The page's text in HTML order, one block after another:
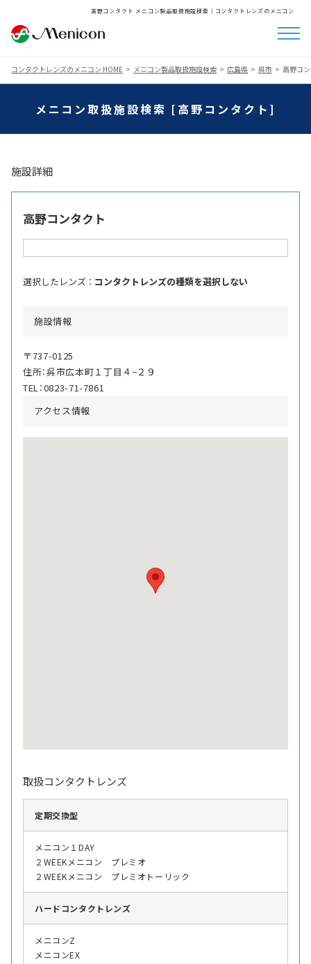
高野コンタクト メニコン製品取扱施設検索│コンタクトレンズのメニコン
コンタクトレンズのメニコン HOME メニコン製品取扱施設検索 広島県 呉市 高野コ
メニコン取扱施設検索 [高野コンタクト]
施設詳細
高野コンタクト
選択したレンズ ： コンタクトレンズの種類を選択しない
施設情報
〒737-0125
住所：呉市広本町１丁目４−２９
TEL：0823-71-7861
アクセス情報
取扱コンタクトレンズ
定期交換型
メニコン１DAY
２WEEKメニコン プレミオ
２WEEKメニコン プレミオトーリック
ハード コンタクトレンズ
メニコンZ
メニコンEX